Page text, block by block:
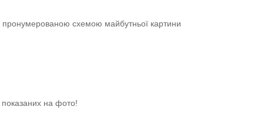
схемою майбутньої картини
показаних на фото!